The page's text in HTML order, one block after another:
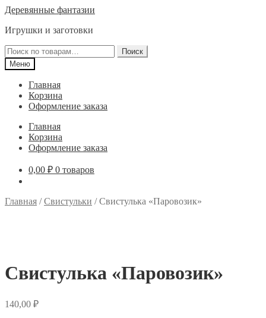
Перейти
навигации
Перейти
содержимому
Деревянные фантазии
Игрушки и заготовки
Искать:
Поиск
Меню
Главная
Корзина
Оформление заказа
Главная
Корзина
Оформление заказа
0,00 ₽ 0 товаров
Главная /Свистульки /Свистулька «Паровозик»
Свистулька «Паровозик»
140,00 ₽